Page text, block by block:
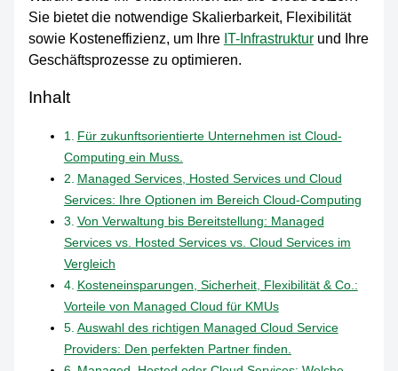
Sie bietet die notwendige Skalierbarkeit, Flexibilität
sowie Kosteneffizienz, um Ihre IT-Infrastrukturund Ihre
Geschäftsprozesse zu optimieren.
Inhalt
Für zukunftsorientierte Unternehmen ist Cloud-
Computing ein Muss.
Managed Services, Hosted Services und Cloud
Services: Ihre Optionen im Bereich Cloud-Computing
Von Verwaltung bis Bereitstellung: Managed
Services vs. Hosted Services vs. Cloud Services im
Vergleich
Kosteneinsparungen, Sicherheit, Flexibilität & Co.:
Vorteile von Managed Cloud für KMUs
Auswahl des richtigen Managed Cloud Service
Providers: Den perfekten Partner finden.